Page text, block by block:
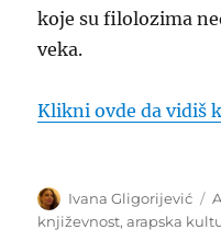
koje su filolozima
veka.
Klikni ovde da vidiš
Author
Ivana Gligorijević
književnost,arapska